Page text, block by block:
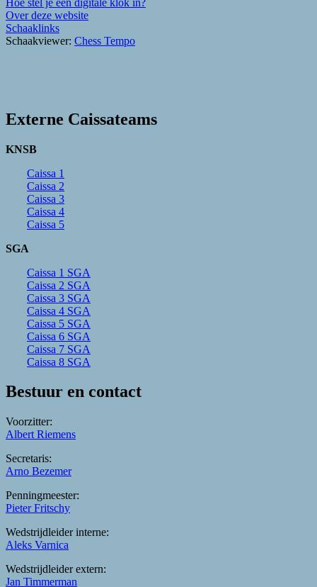
Over deze website
Schaaklinks
Schaakviewer: Chess Tempo
Externe Caissateams
KNSB
Caissa 1
Caissa 2
Caissa 3
Caissa 4
Caissa 5
SGA
Caissa 1 SGA
Caissa 2 SGA
Caissa 3 SGA
Caissa 4 SGA
Caissa 5 SGA
Caissa 6 SGA
Caissa 7 SGA
Caissa 8 SGA
Bestuur en contact
Voorzitter:
Albert Riemens
Secretaris:
Arno Bezemer
Penningmeester:
Pieter Fritschy
Wedstrijdleider interne:
Aleks Varnica
Wedstrijdleider extern:
Jan Timmerman